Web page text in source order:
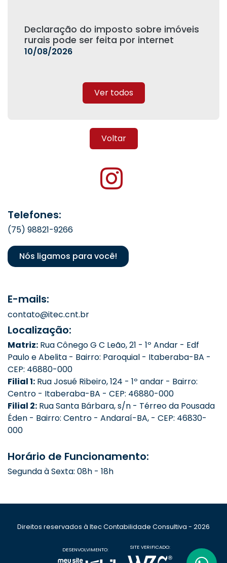
Declaração do imposto sobre imóveis
rurais pode ser feita por internet
10/08/2026
Ver todos
Voltar
Telefones:
(75) 98821-9266
Nós ligamos para você!
E-mails:
contato@itec.cnt.br
Localização:
Matriz: Rua Cônego G C Leão, 21 - 1º Andar - Edf
Paulo e Abelita - Bairro: Paroquial - Itaberaba-BA -
CEP: 46880-000
Filial 1: Rua Josué Ribeiro, 124 - 1º andar - Bairro:
Centro - Itaberaba-BA - CEP: 46880-000
Filial 2: Rua Santa Bárbara, s/n - Térreo da Pousada
Éden - Bairro: Centro - Andaraí-BA, - CEP: 46830-
000
Horário de Funcionamento:
Segunda à Sexta: 08h - 18h
Direitos reservados à Itec Contabilidade Consultiva - 2026
DESENVOLVIMENTO: SITE VERIFICADO: